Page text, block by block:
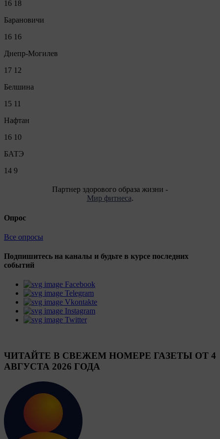
16 18
Барановичи
16 16
Днепр-Могилев
17 12
Белшина
15 11
Нафтан
16 10
БАТЭ
14 9
Партнер здорового образа жизни -
Мир фитнеса.
Опрос
Все опросы
Подпишитесь на каналы и будьте в курсе последних
событий
Facebook
Telegram
Vkontakte
Instagram
Twitter
ЧИТАЙТЕ В СВЕЖЕМ НОМЕРЕ ГАЗЕТЫ ОТ 4
АВГУСТА 2026 ГОДА